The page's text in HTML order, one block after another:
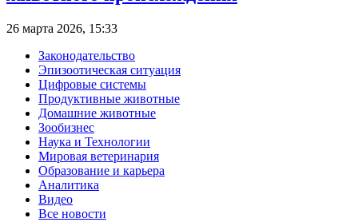
26 марта 2026, 15:33
Законодательство
Эпизоотическая ситуация
Цифровые системы
Продуктивные животные
Домашние животные
Зообизнес
Наука и Технологии
Мировая ветеринария
Образование и карьера
Аналитика
Видео
Все новости